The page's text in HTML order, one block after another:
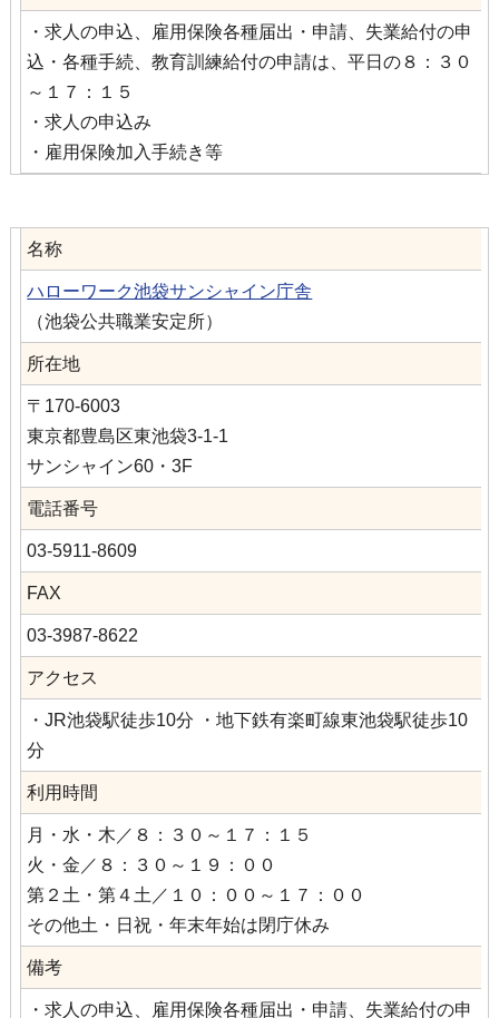
・求人の申込、雇用保険各種届出・申請、失業給付の申
込・各種手続、教育訓練給付の申請は、平日の８：３０
～１７：１５
・求人の申込み
・雇用保険加入手続き等
名称
ハローワーク池袋サンシャイン庁舎
（池袋公共職業安定所）
所在地
〒170-6003
東京都豊島区東池袋3-1-1
サンシャイン60・3F
電話番号
03-5911-8609
FAX
03-3987-8622
アクセス
・JR池袋駅徒歩10分 ・地下鉄有楽町線東池袋駅徒歩10
分
利用時間
月・水・木／８：３０～１７：１５
火・金／８：３０～１９：００
第２土・第４土／１０：００～１７：００
その他土・日祝・年末年始は閉庁休み
備考
・求人の申込、雇用保険各種届出・申請、失業給付の申